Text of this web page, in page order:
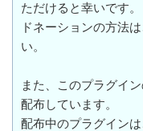
ただけると幸いです。
ドネーションの方法は
い。
また、このプラグイ
配布しています。
配布中のプラグインは